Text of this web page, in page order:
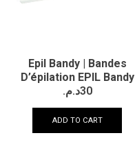
Epil Bandy | Bandes
D’épilation EPIL Bandy
30د.م.
ADD TO CART